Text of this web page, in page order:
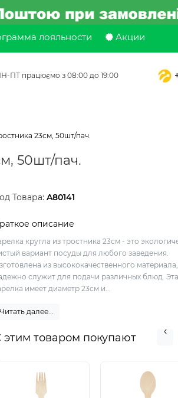
лояльности Акции
ПТ працюємо з 08:00 до 19:00
23см, 50шт/пач.
50шт/пач.
Товара:A80141
описание
кругла из тростника 23см - это
вариант посуды для любого заведения.
из высококачественного
служит для подачи различных блюд. Эта
имеет диаметр 23см и...
Читать далее...
этим товаром покупают